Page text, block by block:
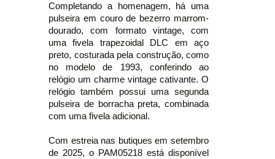
Completando a homenagem, há uma
pulseira em couro de bezerro marrom-
dourado, com formato vintage, com
uma fivela trapezoidal DLC em aço
preto, costurada pela construção, como
no modelo de 1993, conferindo ao
relógio um charme vintage cativante. O
relógio também possui uma segunda
pulseira de borracha preta, combinada
com uma fivela adicional.
Com estreia nas butiques em setembro
de 2025, o PAM05218 está disponível